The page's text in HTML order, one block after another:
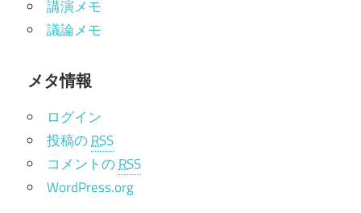
講演メモ
議論メモ
メタ情報
ログイン
投稿のRSS
コメントのRSS
WordPress.org